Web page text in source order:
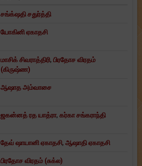
சங்க்‌ஷதி சதுர்த்தி
யோகினி ஏகாதசி
மாசிக் சிவராத்திரி, பிரதோச விரதம்
(கிருஷ்ண)
ஆஷாத அம்வாசை
ஜகன்னத் ரத யாத்ரா, கர்கா சங்கராந்தி
தேவ் ஷாயானி ஏகாதசி, ஆஷாதி ஏகாதசி
பிரதோச விரதம் (சுக்ல)